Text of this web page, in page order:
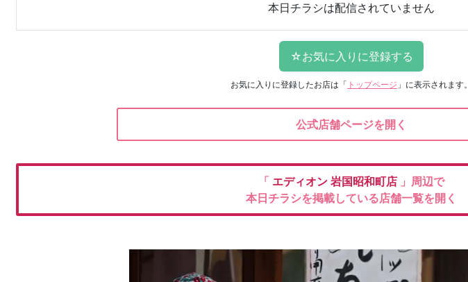
本日チラシは配信されていません
お気に入りに登録したお店は 「 トップページ 」に表示されます。
公式店舗ページを開く
「 エディオン 岩国昭和町店 」周辺で
本日チラシを掲載している店舗一覧を開く